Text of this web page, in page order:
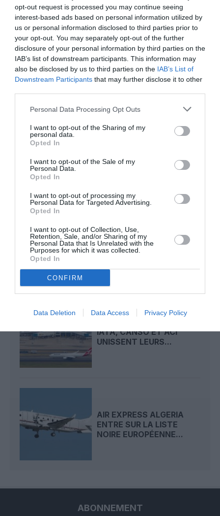
opt-out request is processed you may continue seeing
interest-based ads based on personal information utilized by
us or personal information disclosed to third parties prior to
your opt-out. You may separately opt-out of the further
disclosure of your personal information by third parties on the
IAB’s list of downstream participants. This information may
also be disclosed by us to third parties on the IAB’s List of
Downstream Participants that may further disclose it to other
Personal Data Processing Opt Outs
I want to opt-out of the Sharing of my
personal data.
Opted In
I want to opt-out of the Sale of my
Personal Data.
Opted In
I want to opt-out of processing my
Personal Data for Targeted Advertising.
Opted In
I want to opt-out of Collection, Use,
Retention, Sale, and/or Sharing of my
Personal Data that Is Unrelated with the
Purposes for which it was collected.
Opted In
CONFIRM
Data Deletion Data Access Privacy Policy
a commenté l'article :
19 h 23 sans escale : le Boeing 777F de National
Airlines relie l’Écosse à l’Australie
Le Monégasque du sud de la Francea commenté l'article
:
Aéroports du Maroc : la carte d’embarquement passe
au tout numérique avec Pax Check
Australie sécurité aérienne
D’ÉCOUTEURS À
L’ORIGINE DE
DÉROUTEMENT DU...
IATA, CANSO ET ACI
UNISSENT LEURS...
AIR EXPRESS ALGERIA
ENTRE SUR LA LISTE
NOIRE EUROPÉENNE...
ABONNEMENT